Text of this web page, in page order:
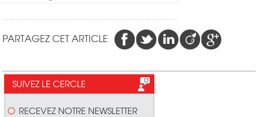
PARTAGEZ CET ARTICLE
SUIVEZ LE CERCLE
RECEVEZ NOTRE NEWSLETTER